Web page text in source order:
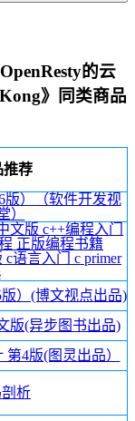
的云
》同类商品
推荐
版）（软件开发视
）
文版 c++编程入门
正版编程书籍
c语言入门 c primer
）(博文视点出品)
版(异步图书出品)
第4版(图灵出品）
析